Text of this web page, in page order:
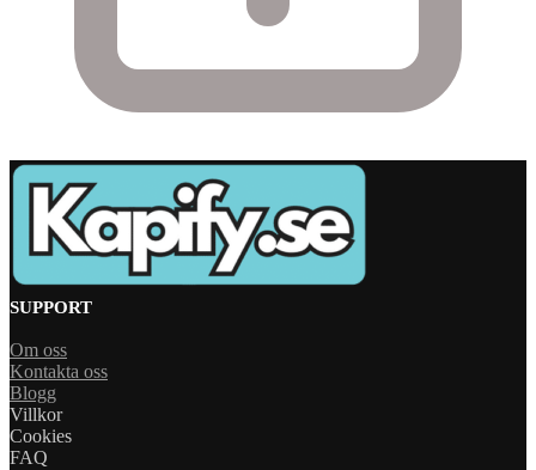
SUPPORT
Om oss
Kontakta oss
Blogg
Villkor
Cookies
FAQ